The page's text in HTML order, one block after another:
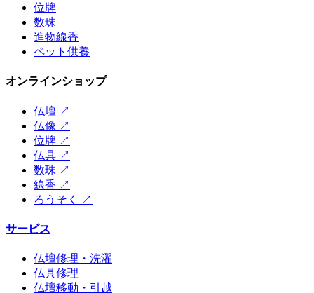
位牌
数珠
進物線香
ペット供養
オンラインショップ
仏壇 ↗
仏像 ↗
位牌 ↗
仏具 ↗
数珠 ↗
線香 ↗
ろうそく
↗
サービス
仏壇修理・洗濯
仏具修理
仏壇移動・引越